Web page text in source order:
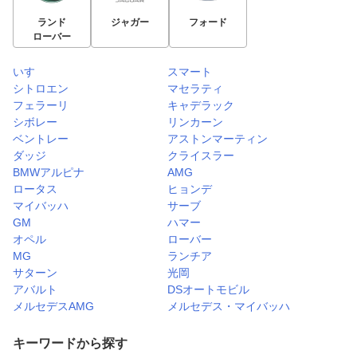
ランド
ローバー
ジャガー フォード
いすゞ
スマート
シトロエン
マセラティ
フェラーリ
キャデラック
シボレー
リンカーン
ベントレー
アストンマーティン
ダッジ
クライスラー
BMWアルピナ
AMG
ロータス
ヒョンデ
マイバッハ
サーブ
GM
ハマー
オペル
ローバー
MG
ランチア
サターン
光岡
アバルト
DSオートモビル
メルセデスAMG
メルセデス・マイバッハ
キーワードから探す